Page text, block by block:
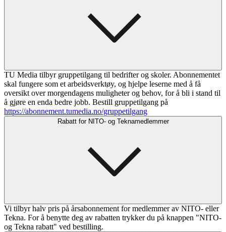
TU Media tilbyr gruppetilgang til bedrifter og skoler. Abonnementet
skal fungere som et arbeidsverktøy, og hjelpe leserne med å få
oversikt over morgendagens muligheter og behov, for å bli i stand til
å gjøre en enda bedre jobb. Bestill gruppetilgang på
https://abonnement.tumedia.no/gruppetilgang
Rabatt for NITO- og Teknamedlemmer
Vi tilbyr halv pris på årsabonnement for medlemmer av NITO- eller
Tekna. For å benytte deg av rabatten trykker du på knappen "NITO-
og Tekna rabatt" ved bestilling.